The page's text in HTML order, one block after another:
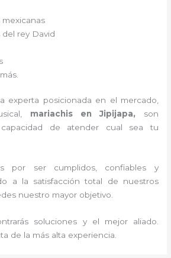
mexicanas
del rey David
experta posicionada en el mercado,
mariachis en Jipijapa, son
capacidad de atender cual sea tu
por ser cumplidos, confiables y
a la satisfacción total de nuestros
nuestro mayor objetivo.
soluciones y el mejor aliado.
de la más alta experiencia.